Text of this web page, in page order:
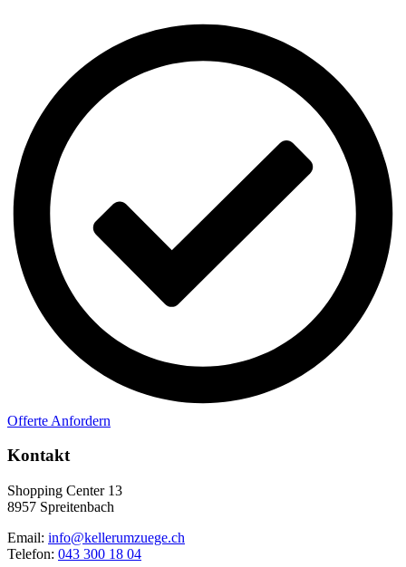
Offerte Anfordern
Kontakt
Shopping Center 13
8957 Spreitenbach
Email: info@kellerumzuege.ch
Telefon: 043 300 18 04